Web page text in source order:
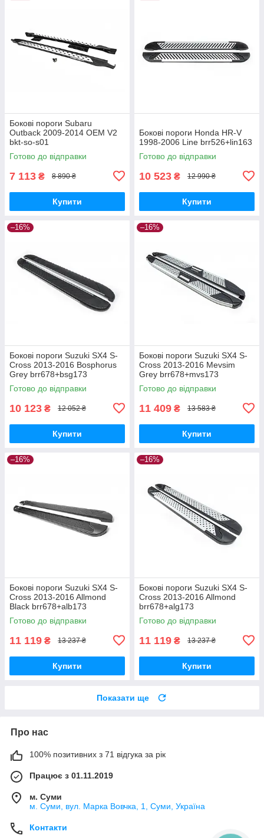
Бокові пороги Subaru
Outback 2009-2014 OEM V2
bkt-so-s01
Готово до відправки
7 113 ₴ 8 890 ₴
Купити
Бокові пороги Honda HR-V
1998-2006 Line brr526+lin163
Готово до відправки
10 523 ₴ 12 990 ₴
Купити
–16%
Бокові пороги Suzuki SX4 S-
Cross 2013-2016 Bosphorus
Grey brr678+bsg173
Готово до відправки
10 123 ₴ 12 052 ₴
Купити
–16%
Бокові пороги Suzuki SX4 S-
Cross 2013-2016 Mevsim
Grey brr678+mvs173
Готово до відправки
11 409 ₴ 13 583 ₴
Купити
–16%
Бокові пороги Suzuki SX4 S-
Cross 2013-2016 Allmond
Black brr678+alb173
Готово до відправки
11 119 ₴ 13 237 ₴
Купити
–16%
Бокові пороги Suzuki SX4 S-
Cross 2013-2016 Allmond
brr678+alg173
Готово до відправки
11 119 ₴ 13 237 ₴
Купити
Показати ще
Про нас
100% позитивних з 71 відгука за рік
Працює з 01.11.2019
м. Суми
м. Суми, вул. Марка Вовчка, 1, Суми, Україна
Контакти